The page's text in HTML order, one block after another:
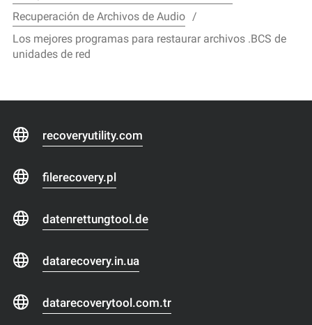
Recuperación de Archivos de Audio
Los mejores programas para restaurar archivos .BCS de
unidades de red
recoveryutility.com
filerecovery.pl
datenrettungtool.de
datarecovery.in.ua
datarecoverytool.com.tr